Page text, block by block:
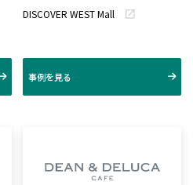
DISCOVER WEST Mall
事例を見る